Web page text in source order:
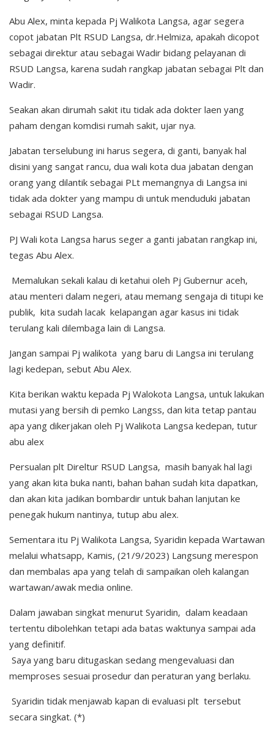
Abu Alex, minta kepada Pj Walikota Langsa, agar segera
copot jabatan Plt RSUD Langsa, dr.Helmiza, apakah dicopot
sebagai direktur atau sebagai Wadir bidang pelayanan di
RSUD Langsa, karena sudah rangkap jabatan sebagai Plt dan
Wadir.
Seakan akan dirumah sakit itu tidak ada dokter laen yang
paham dengan komdisi rumah sakit, ujar nya.
Jabatan terselubung ini harus segera, di ganti, banyak hal
disini yang sangat rancu, dua wali kota dua jabatan dengan
orang yang dilantik sebagai PLt memangnya di Langsa ini
tidak ada dokter yang mampu di untuk menduduki jabatan
sebagai RSUD Langsa.
PJ Wali kota Langsa harus seger a ganti jabatan rangkap ini,
tegas Abu Alex.
Memalukan sekali kalau di ketahui oleh Pj Gubernur aceh,
atau menteri dalam negeri, atau memang sengaja di titupi ke
publik, kita sudah lacak kelapangan agar kasus ini tidak
terulang kali dilembaga lain di Langsa.
Jangan sampai Pj walikota yang baru di Langsa ini terulang
lagi kedepan, sebut Abu Alex.
Kita berikan waktu kepada Pj Walokota Langsa, untuk lakukan
mutasi yang bersih di pemko Langss, dan kita tetap pantau
apa yang dikerjakan oleh Pj Walikota Langsa kedepan, tutur
abu alex
Persualan plt Direltur RSUD Langsa, masih banyak hal lagi
yang akan kita buka nanti, bahan bahan sudah kita dapatkan,
dan akan kita jadikan bombardir untuk bahan lanjutan ke
penegak hukum nantinya, tutup abu alex.
Sementara itu Pj Walikota Langsa, Syaridin kepada Wartawan
melalui whatsapp, Kamis, (21/9/2023) Langsung merespon
dan membalas apa yang telah di sampaikan oleh kalangan
wartawan/awak media online.
Dalam jawaban singkat menurut Syaridin, dalam keadaan
tertentu dibolehkan tetapi ada batas waktunya sampai ada
yang definitif.
Saya yang baru ditugaskan sedang mengevaluasi dan
memproses sesuai prosedur dan peraturan yang berlaku.
Syaridin tidak menjawab kapan di evaluasi plt tersebut
secara singkat. (*)